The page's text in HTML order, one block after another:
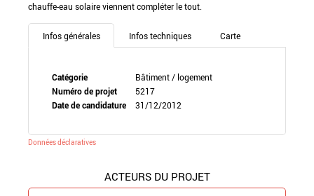
chauffe-eau solaire viennent compléter le tout.
Infos générales Infos techniques Carte
Catégorie
Bâtiment / logement
Numéro de projet
5217
Date de candidature
31/12/2012
Données déclaratives
ACTEURS DU PROJET